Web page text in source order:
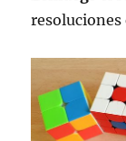
resoluciones